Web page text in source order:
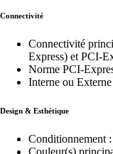
Connectivité
Connectivité
Express) et PCI-
Norme PCI-
Interne ou
Design & Esthétique
Conditionnement
Couleur(s)